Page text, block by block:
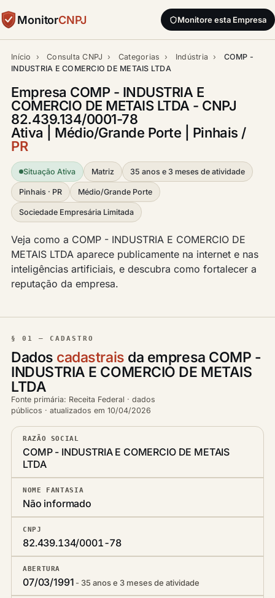
MonitorCNPJ Monitore esta Empresa
Início › Consulta CNPJ › Categorias › Indústria ›
COMP -
INDUSTRIA E COMERCIO DE METAIS LTDA
Empresa COMP - INDUSTRIA E
COMERCIO DE METAIS LTDA - CNPJ
82.439.134/0001-78
Ativa | Médio/Grande Porte | Pinhais /
PR
Situação Ativa Matriz 35 anos e 3 meses de atividade
Pinhais · PR Médio/Grande Porte
Sociedade Empresária Limitada
Veja como a COMP - INDUSTRIA E COMERCIO DE
METAIS LTDA aparece publicamente na internet e nas
inteligências artificiais, e descubra como fortalecer a
reputação da empresa.
§ 01 — CADASTRO
Dados cadastrais da empresa COMP -
INDUSTRIA E COMERCIO DE METAIS
LTDA
Fonte primária: Receita Federal · dados
públicos · atualizados em 10/04/2026
RAZÃO SOCIAL
COMP - INDUSTRIA E COMERCIO DE METAIS
LTDA
NOME FANTASIA
Não informado
CNPJ
82.439.134/0001-78
ABERTURA
07/03/1991 35 anos e 3 meses de atividade